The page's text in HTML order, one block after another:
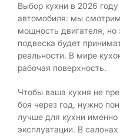
Выбор кухни в 2026
автомобиля: мы
мощность двигателя,
подвеска будет
реальности. В мире
рабочая поверхность.
Чтобы ваша кухня не
боя через год, нужно
лучше для кухни
эксплуатации. В